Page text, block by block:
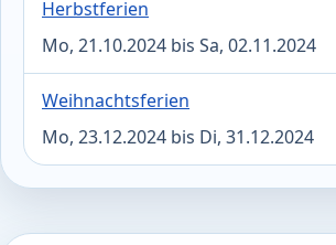
Herbstferien
Mo, 21.10.2024 bis Sa, 02.11.2024
Weihnachtsferien
Mo, 23.12.2024 bis Di, 31.12.2024